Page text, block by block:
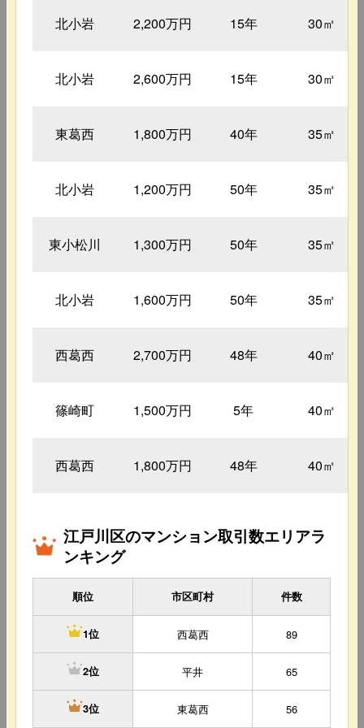
北小岩 2,200万円 15年 30㎡
北小岩 2,600万円 15年 30㎡
東葛西 1,800万円 40年 35㎡
北小岩 1,200万円 50年 35㎡
東小松川 1,300万円 50年 35㎡
北小岩 1,600万円 50年 35㎡
西葛西 2,700万円 48年 40㎡
篠崎町 1,500万円 5年 40㎡
西葛西 1,800万円 48年 40㎡
江戸川区のマンション取引数エリアラ
ンキング
順位 市区町村 件数
1位 西葛西 89
2位 平井 65
3位 東葛西 56